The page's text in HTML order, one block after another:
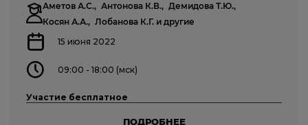
Аметов А.С., Антонова К.В., Демидова Т.Ю.,
Косян А.А., Лобанова К.Г. и другие
15 июня 2022
09:00 - 18:00 (мск)
Участие бесплатное
ПОДРОБНЕЕ